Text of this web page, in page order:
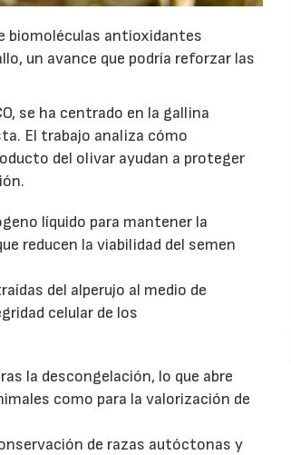
biomoléculas antioxidantes
un avance que podría reforzar las
se ha centrado en la gallina
El trabajo analiza cómo
del olivar ayudan a proteger
líquido para mantener la
reducen la viabilidad del semen
del alperujo al medio de
celular de los
la descongelación, lo que abre
como para la valorización de
de razas autóctonas y